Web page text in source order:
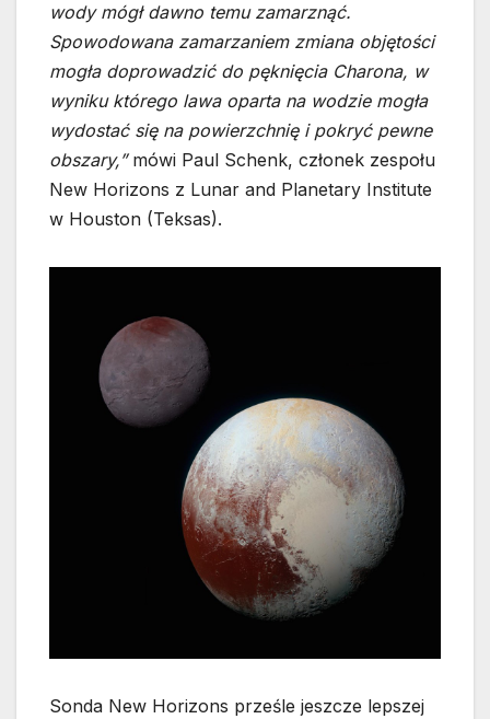
wody mógł dawno temu zamarznąć.
Spowodowana zamarzaniem zmiana objętości
mogła doprowadzić do pęknięcia Charona, w
wyniku którego lawa oparta na wodzie mogła
wydostać się na powierzchnię i pokryć pewne
obszary,”mówi Paul Schenk, członek zespołu
New Horizons z Lunar and Planetary Institute
w Houston (Teksas).
Sonda New Horizons prześle jeszcze lepszej